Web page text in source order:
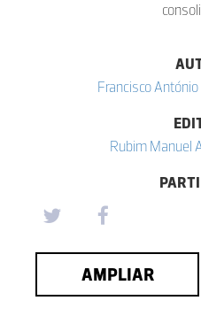
Francisco
Rubim Manuel
AMPLIAR